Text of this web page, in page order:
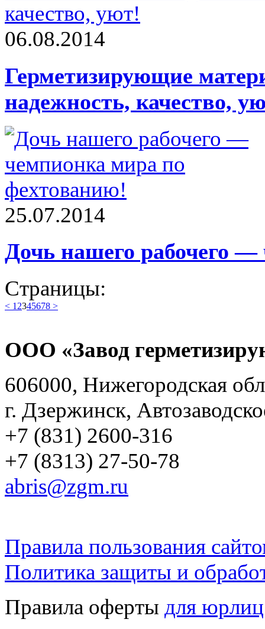
06.08.2014
Герметизирующие
надежность, качество,
25.07.2014
Дочь нашего рабочего
Страницы:
< 1 2345678 >
ООО «Завод
606000, Нижегородская
г. Дзержинск,
+7 (831) 2600-316
+7 (8313) 27-50-78
abris@zgm.ru
Правила пользования
Политика защиты и
Правила оферты для